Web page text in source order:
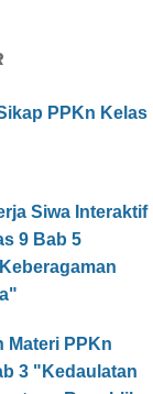
PPKn Kelas
Siwa Interaktif
9 Bab 5
Materi PPKn
3 "Kedaulatan